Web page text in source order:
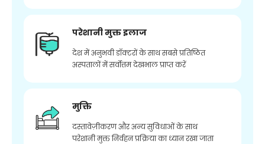
परेशानी मुक्त इलाज
देश में अनुभवी डॉक्टरों के साथ सबसे प्रतिष्ठित
अस्पतालों में सर्वोत्तम देखभाल प्राप्त करें
मुक्ति
दस्तावेज़ीकरण और अन्य सुविधाओं के साथ
परेशानी मुक्त निर्वहन प्रक्रिया का ध्यान रखा जाता